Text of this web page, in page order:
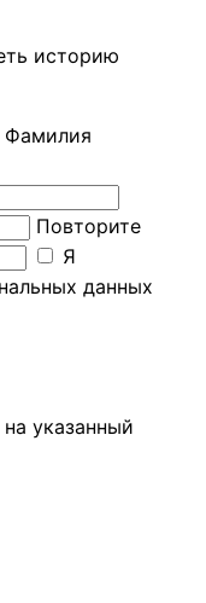
историю
Фамилия
Повторите
Я
данных
указанный